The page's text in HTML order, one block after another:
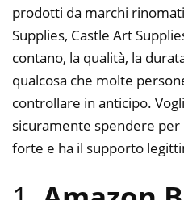
prodotti da marchi
Supplies, Castle Art
contano, la qualità, la
qualcosa che molte
controllare in anticipo.
sicuramente spendere per
forte e ha il supporto